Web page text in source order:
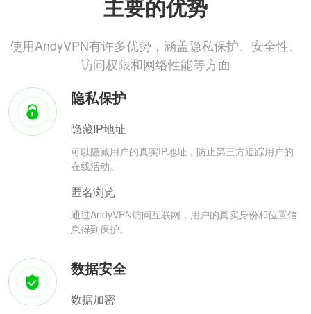
主要的优势
使用AndyVPN有许多优势，涵盖隐私保护、安全性、
访问权限和网络性能等方面
隐私保护
隐藏IP地址
可以隐藏用户的真实IP地址，防止第三方追踪用户的
在线活动。
匿名浏览
通过AndyVPN访问互联网，用户的真实身份和位置信
息得到保护。
数据安全
数据加密